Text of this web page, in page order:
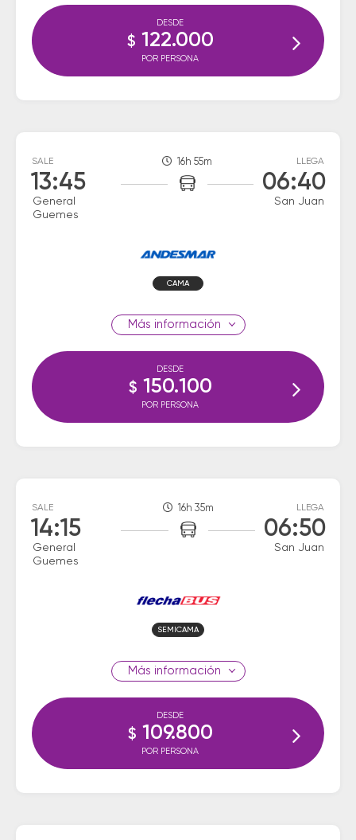
DESDE
$ 122.000
POR PERSONA
SALE
13:45
General
Guemes
16h 55m LLEGA
06:40
San Juan
CAMA
información
DESDE
$ 150.100
POR PERSONA
SALE
14:15
General
Guemes
16h 35m LLEGA
06:50
San Juan
SEMICAMA
información
DESDE
$ 109.800
POR PERSONA